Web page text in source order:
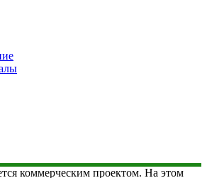
коммерческим проектом. На этом